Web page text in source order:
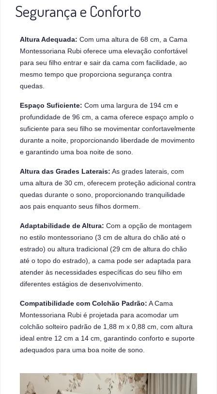
Segurança e Conforto
Altura Adequada: Com uma altura de 68 cm, a Cama
Montessoriana Rubi oferece uma elevação confortável
para seu filho entrar e sair da cama com facilidade, ao
mesmo tempo que proporciona segurança contra
quedas.
Espaço Suficiente: Com uma largura de 194 cm e
profundidade de 96 cm, a cama oferece espaço amplo o
suficiente para seu filho se movimentar confortavelmente
durante a noite, proporcionando liberdade de movimento
e garantindo uma boa noite de sono.
Altura das Grades Laterais: As grades laterais, com
uma altura de 30 cm, oferecem proteção adicional contra
quedas durante o sono, proporcionando tranquilidade
aos pais enquanto seus filhos dormem.
Adaptabilidade de Altura: Com a opção de montagem
no estilo montessoriano (3 cm de altura do chão até o
estrado) ou altura tradicional (29 cm de altura do chão
até o topo do estrado), a cama pode ser adaptada para
atender às necessidades específicas do seu filho em
diferentes estágios de desenvolvimento.
Compatibilidade com Colchão Padrão: A Cama
Montessoriana Rubi é projetada para acomodar um
colchão solteiro padrão de 1,88 m x 0,88 cm, com altura
ideal entre 12 cm a 14 cm, garantindo conforto e suporte
adequados para uma boa noite de sono.